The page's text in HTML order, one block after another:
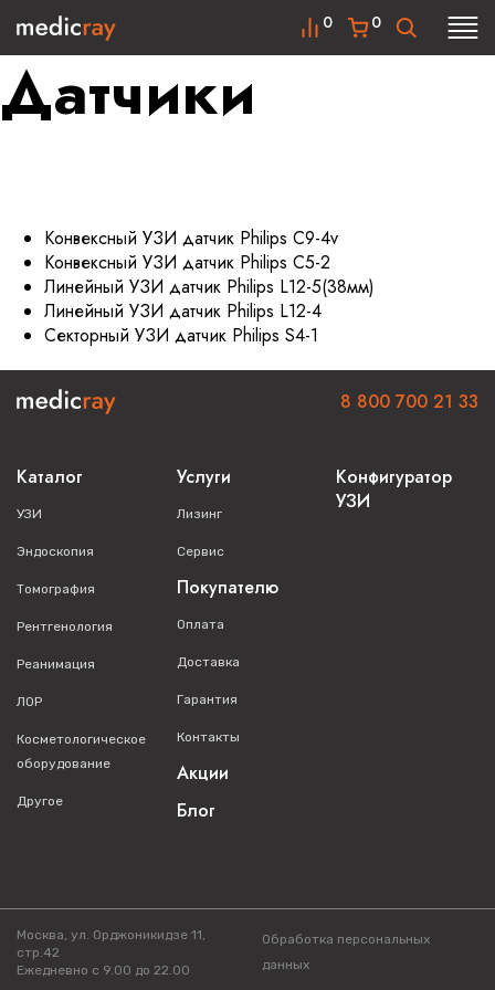
0
0
Датчики
Конвексный УЗИ датчик Philips C9-4v
Конвексный УЗИ датчик Philips C5-2
Линейный УЗИ датчик Philips L12-5(38мм)
Линейный УЗИ датчик Philips L12-4
Секторный УЗИ датчик Philips S4-1
Каталог
УЗИ
Эндоскопия
Томография
Рентгенология
Реанимация
ЛОР
Косметологическое
оборудование
Другое
Услуги
Лизинг
Сервис
Покупателю
Оплата
Доставка
Гарантия
Контакты
Акции
Блог
Конфигуратор
УЗИ
8 800 700 21 33
Москва, ул. Орджоникидзе 11,
стр.42
Ежедневно с 9.00 до 22.00
Обработка персональных
данных